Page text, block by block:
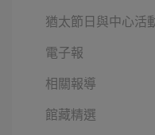
猶太節日與中心活
電子報
相關報導
館藏精選